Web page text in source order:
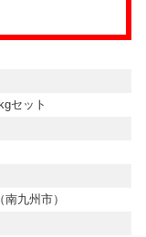
セット
九州市）